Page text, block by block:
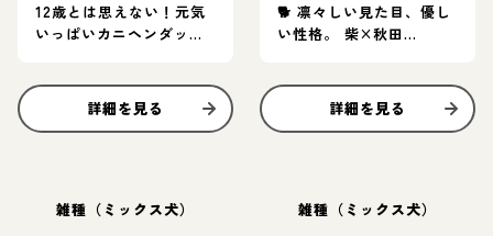
12歳とは思えない！元気
いっぱいカニヘンダック
詳細を見る
🐕 凛々しい見た目、優し
い性格。 柴×秋田
詳細を見る
雑種（ミックス犬） 雑種（ミックス犬）